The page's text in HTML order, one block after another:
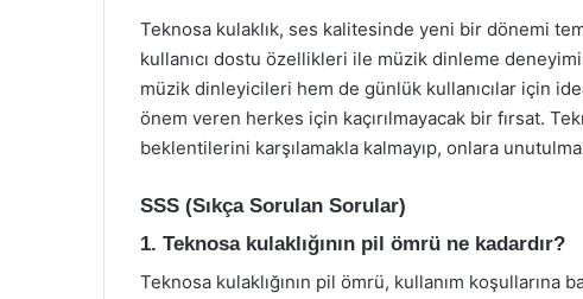
Teknosa kulaklık, ses kalitesinde yeni bir dönemi
kullanıcı dostu özellikleri ile müzik dinleme
müzik dinleyicileri hem de günlük kullanıcılar için
önem veren herkes için kaçırılmayacak bir fırsat.
beklentilerini karşılamakla kalmayıp, onlara
SSS (Sıkça Sorulan Sorular)
1. Teknosa kulaklığının pil ömrü ne kadardır?
Teknosa kulaklığının pil ömrü, kullanım